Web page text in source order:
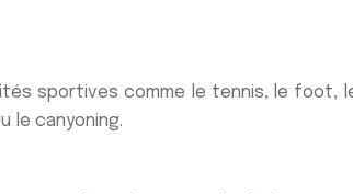
sportives comme le tennis, le
le canyoning.